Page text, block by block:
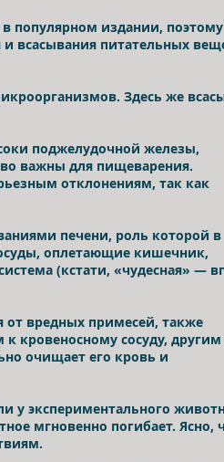
популярном издании, поэтому
всасывания питательных
Здесь же
поджелудочной железы,
важны для пищеварения.
отклонениям, так как
печени, роль которой в
оплетающие кишечник,
(кстати, «чудесная» —
от вредных примесей, также
кровеносному сосуду, другим
очищает его кровь и
у экспериментального
мгновенно погибает. Ясно,